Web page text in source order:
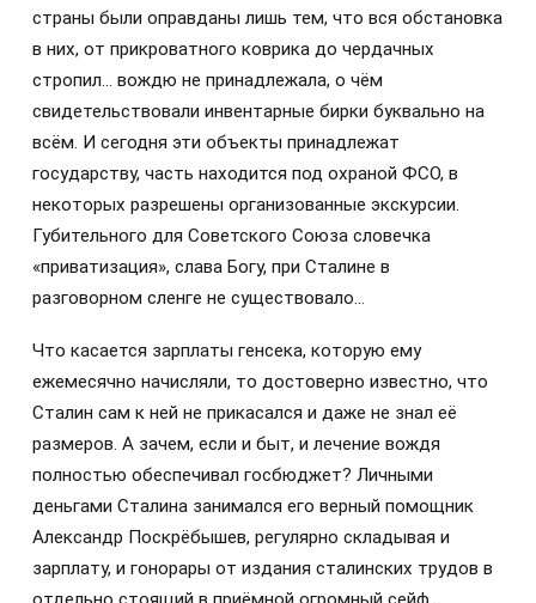
страны были оправданы лишь тем, что вся обстановка
в них, от прикроватного коврика до чердачных
стропил… вождю не принадлежала, о чём
свидетельствовали инвентарные бирки буквально на
всём. И сегодня эти объекты принадлежат
государству, часть находится под охраной ФСО, в
некоторых разрешены организованные экскурсии.
Губительного для Советского Союза словечка
«приватизация», слава Богу, при Сталине в
разговорном сленге не существовало…
Что касается зарплаты генсека, которую ему
ежемесячно начисляли, то достоверно известно, что
Сталин сам к ней не прикасался и даже не знал её
размеров. А зачем, если и быт, и лечение вождя
полностью обеспечивал госбюджет? Личными
деньгами Сталина занимался его верный помощник
Александр Поскрёбышев, регулярно складывая и
зарплату, и гонорары от издания сталинских трудов в